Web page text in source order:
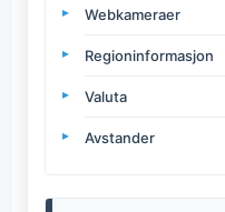
Webkameraer
Regioninformasjon
Valuta
Avstander